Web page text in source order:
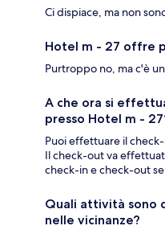
Ci dispiace, ma non
Hotel m - 27 offre
Purtroppo no, ma c'è
A che ora si
presso Hotel m -
Puoi effettuare il
Il check-out va
check-in e check-out
Quali attività sono
nelle vicinanze?